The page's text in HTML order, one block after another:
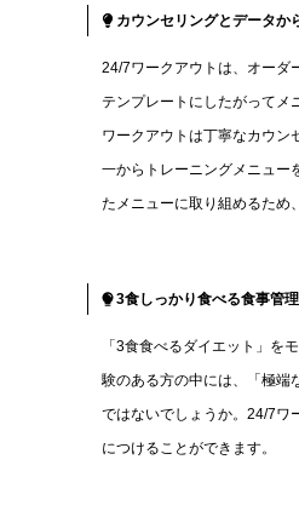
カウンセリングとデータか
24/7ワークアウトは、オーダ
テンプレートにしたがってメ
ワークアウトは丁寧なカウン
一からトレーニングメニュー
たメニューに取り組めるため
3食しっかり食べる食事管理
「3食食べるダイエット」を
験のある方の中には、「極端
ではないでしょうか。24/7ワ
につけることができます。